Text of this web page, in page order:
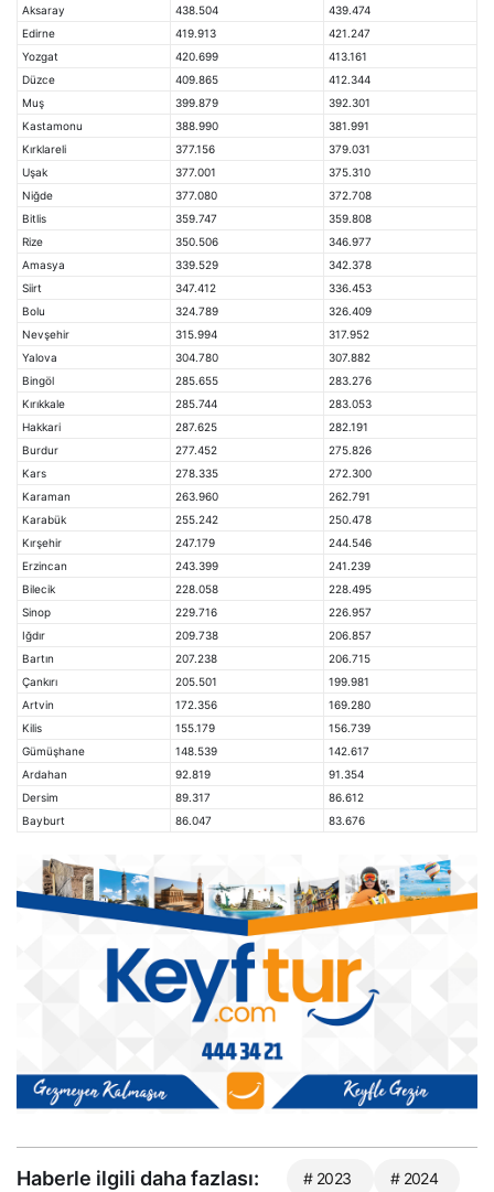
Aksaray
438.504
439.474
Edirne
419.913
421.247
Yozgat
420.699
413.161
Düzce
409.865
412.344
Muş
399.879
392.301
Kastamonu
388.990
381.991
Kırklareli
377.156
379.031
Uşak
377.001
375.310
Niğde
377.080
372.708
Bitlis
359.747
359.808
Rize
350.506
346.977
Amasya
339.529
342.378
Siirt
347.412
336.453
Bolu
324.789
326.409
Nevşehir
315.994
317.952
Yalova
304.780
307.882
Bingöl
285.655
283.276
Kırıkkale
285.744
283.053
Hakkari
287.625
282.191
Burdur
277.452
275.826
Kars
278.335
272.300
Karaman
263.960
262.791
Karabük
255.242
250.478
Kırşehir
247.179
244.546
Erzincan
243.399
241.239
Bilecik
228.058
228.495
Sinop
229.716
226.957
Iğdır
209.738
206.857
Bartın
207.238
206.715
Çankırı
205.501
199.981
Artvin
172.356
169.280
Kilis
155.179
156.739
Gümüşhane
148.539
142.617
Ardahan
92.819
91.354
Dersim
89.317
86.612
Bayburt
86.047 83.676
Haberle ilgili daha fazlası: # 2023 # 2024